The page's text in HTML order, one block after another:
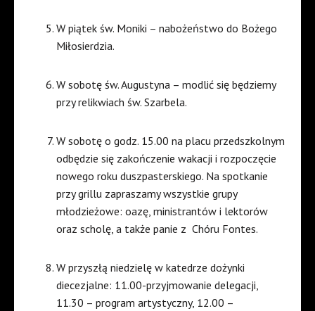
W piątek św. Moniki – nabożeństwo do Bożego
Miłosierdzia.
W sobotę św. Augustyna – modlić się będziemy
przy relikwiach św. Szarbela.
W sobotę o godz. 15.00 na placu przedszkolnym
odbędzie się zakończenie wakacji i rozpoczęcie
nowego roku duszpasterskiego. Na spotkanie
przy grillu zapraszamy wszystkie grupy
młodzieżowe: oazę, ministrantów i lektorów
oraz scholę, a także panie z Chóru Fontes.
W przyszłą niedzielę w katedrze dożynki
diecezjalne: 11.00-przyjmowanie delegacji,
11.30 – program artystyczny, 12.00 –